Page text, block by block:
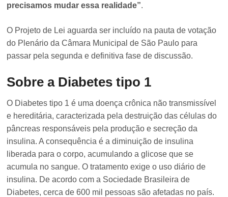
precisamos mudar essa realidade”.
O Projeto de Lei aguarda ser incluído na pauta de votação
do Plenário da Câmara Municipal de São Paulo para
passar pela segunda e definitiva fase de discussão.
Sobre a Diabetes tipo 1
O Diabetes tipo 1 é uma doença crônica não transmissível
e hereditária, caracterizada pela destruição das células do
pâncreas responsáveis pela produção e secreção da
insulina. A consequência é a diminuição de insulina
liberada para o corpo, acumulando a glicose que se
acumula no sangue. O tratamento exige o uso diário de
insulina. De acordo com a Sociedade Brasileira de
Diabetes, cerca de 600 mil pessoas são afetadas no país.